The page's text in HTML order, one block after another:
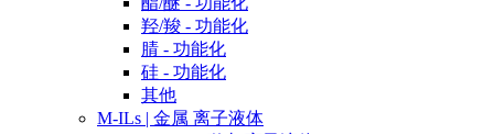
羟/羧 - 功能化
腈 - 功能化
硅 - 功能化
其他
M-ILs | 金属 离子液体